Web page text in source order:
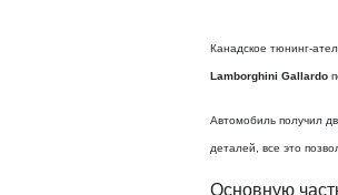
Канадское тюнинг-
Lamborghini Gallardo
Автомобиль получил
деталей, все это
Основную